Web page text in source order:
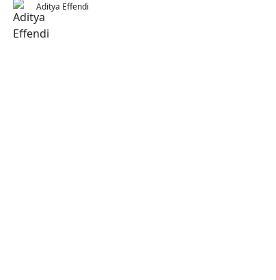
Aditya Effendi